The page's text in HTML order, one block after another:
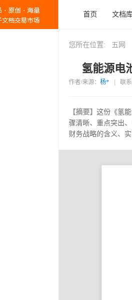
首页 文档
您所在位置: 五网
氢能源电
作者/来源： 杨* 联
【摘要】 这份《氢
骤清晰、重点突出
财务战略的含义、